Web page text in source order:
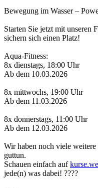
Bewegung im Wasser –
Starten Sie jetzt mit unseren
sichern sich einen Platz!
Aqua-Fitness:
8x dienstags, 18:00 Uhr
Ab dem 10.03.2026
8x mittwochs, 19:00 Uhr
Ab dem 11.03.2026
8x donnerstags, 11:00 Uhr
Ab dem 12.03.2026
Wir haben noch viele
guttun.
Schauen einfach auf
jede(n) was dabei! ????